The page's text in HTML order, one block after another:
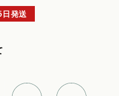
日発送